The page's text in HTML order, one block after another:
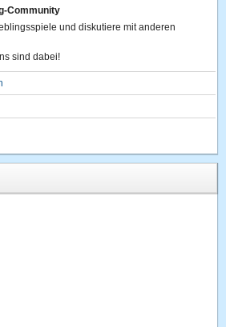
Community
und diskutiere mit anderen
sind dabei!